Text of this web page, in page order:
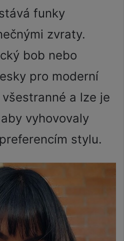
funky
zvraty.
bob nebo
pro moderní
a lze je
vyhovovaly
stylu.